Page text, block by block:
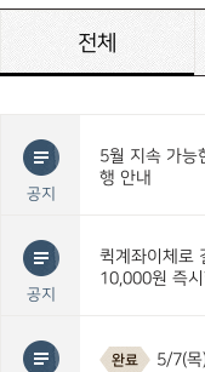
전체
공지
5월 지속 가능
행 안내
공지
퀵계좌이체로
10,000원 즉시
완료
5/7(목